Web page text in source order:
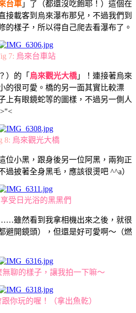
台車 」了（都還沒吃飽耶！）這個在
接載客到烏來瀑布那兒，不過我們到
的樣子，所以得自己爬去看瀑布了。
7: 烏來台車站
）的「 烏來觀光大橋」！連接著烏來
的很可愛。橋的另一面其實比較漂
上有眼鏡蛇等的圖樣，不過另一側人
8: 烏來觀光大橋
位小黑，跟身後另一位阿黑，兩狗正
披著全身黑毛，應該很燙吧 ^^a）
享受日光浴的黑黑們
雖然看到我拿相機出來之後，就很
避開鏡頭），但還是好可愛啊～（燃
無聊的樣子，讓我拍一下嘛～
你玩的喔！（拿出魚乾）